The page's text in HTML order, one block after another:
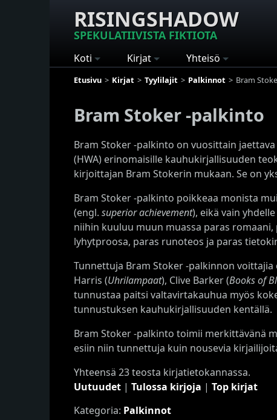
RISINGSHADOW
SPEKULATIIVISTA FIKTIOTA
Koti Kirjat Yhteisö
Etusivu Kirjat Tyylilajit Palkinnot Bram
Bram Stoker -palkinto
Bram Stoker -palkinto on vuosittain
(HWA) erinomaisille kauhukirjallisuuden
kirjoittajan Bram Stokerin mukaan. Se on
Bram Stoker -palkinto poikkeaa monista
(engl. superior achievement), eikä vain
niihin kuuluu muun muassa paras
lyhytproosa, paras runoteos ja paras
Tunnettuja Bram Stoker -palkinnon voittajia
Harris (Uhrilampaat), Clive Barker (Books of
tunnustaa paitsi valtavirtakauhua myös
tunnustuksen kauhukirjallisuuden kentällä.
Bram Stoker -palkinto toimii merkittävänä
esiin niin tunnettuja kuin nousevia
Yhteensä 23 teosta kirjatietokannassa.
Uutuudet | Tulossa kirjoja | Top kirjat
Kategoria: Palkinnot